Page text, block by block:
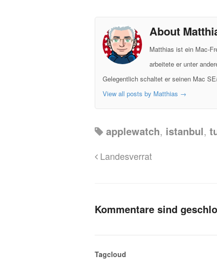
About
Matthias ist ein Mac-
arbeitete er unter
Gelegentlich schaltet er seinen Mac
View all posts by Matthias →
applewatch, istanbul,
Landesverrat
Kommentare sind
Tagcloud